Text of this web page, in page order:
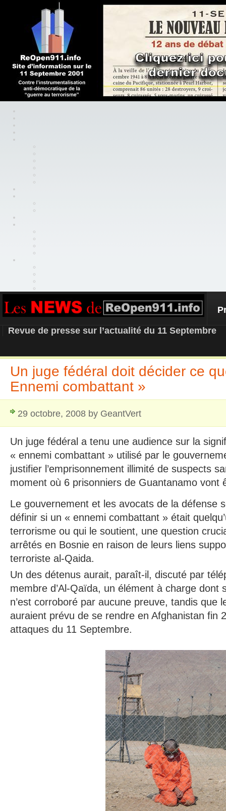
REOPEN911 – NEWS
Revue de presse sur l’actualité du 11 Septembre
Un juge fédéral doit décider ce
Ennemi combattant »
29 octobre, 2008 by GeantVert
Un juge fédéral a tenu une audience sur la
« ennemi combattant » utilisé par le
justifier l’emprisonnement illimité de suspects
moment où 6 prisonniers de Guantanamo vont
Le gouvernement et les avocats de la défense
définir si un « ennemi combattant » était
terrorisme ou qui le soutient, une question
arrêtés en Bosnie en raison de leurs liens
terroriste al-Qaida.
Un des détenus aurait, paraît-il, discuté par
membre d’Al-Qaïda, un élément à charge dont
n’est corroboré par aucune preuve, tandis que
auraient prévu de se rendre en Afghanistan fin
attaques du 11 Septembre.